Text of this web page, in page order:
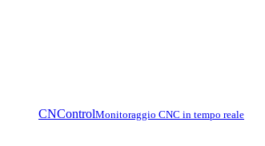
CNControlMonitoraggio CNC in tempo reale